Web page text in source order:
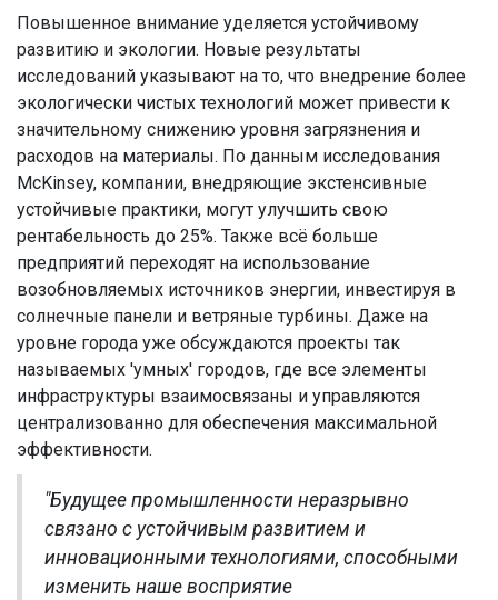
Повышенное внимание уделяется устойчивому
развитию и экологии. Новые результаты
исследований указывают на то, что внедрение более
экологически чистых технологий может привести к
значительному снижению уровня загрязнения и
расходов на материалы. По данным исследования
McKinsey, компании, внедряющие экстенсивные
устойчивые практики, могут улучшить свою
рентабельность до 25%. Также всё больше
предприятий переходят на использование
возобновляемых источников энергии, инвестируя в
солнечные панели и ветряные турбины. Даже на
уровне города уже обсуждаются проекты так
называемых 'умных' городов, где все элементы
инфраструктуры взаимосвязаны и управляются
централизованно для обеспечения максимальной
эффективности.
"Будущее промышленности неразрывно
связано с устойчивым развитием и
инновационными технологиями, способными
изменить наше восприятие